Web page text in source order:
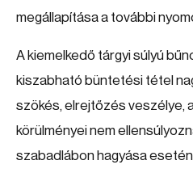
megállapítása a további
A kiemelkedő tárgyi súlyú
kiszabható büntetési tétel
szökés, elrejtőzés veszélye,
körülményei nem
szabadlábon hagyása